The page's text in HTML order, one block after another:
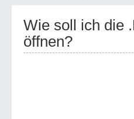
Wie soll ich die
öffnen?